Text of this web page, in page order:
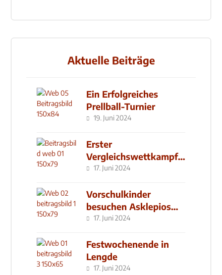
Aktuelle Beiträge
Ein Erfolgreiches
Prellball-Turnier
19. Juni 2024
Erster
Vergleichswettkampf
seit 2019
17. Juni 2024
Vorschulkinder
besuchen Asklepios
Klinik
17. Juni 2024
Festwochenende in
Lengde
17. Juni 2024